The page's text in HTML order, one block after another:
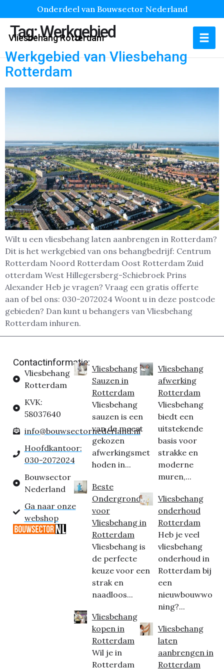
Onderdeel van Bouwsector Nederland
Vliesbehang Rotterdam
Tag:Werkgebied
Werkgebied van Vliesbehang
Rotterdam
Wilt u een vliesbehang laten aanbrengen in Rotterdam?
Dit is het werkgebied van ons behangbedrijf: Centrum
Rotterdam Noord Rotterdam Oost Rotterdam Zuid
otterdam West Hillegersberg-Schiebroek Prins
Alexander Heb je vragen? Vraag een gratis offerte
aan of bel ons: 030-2072024 Woont u in deze postcode
gebieden? Dan kunt u behangers van Vliesbehang
Rotterdam inhuren.
Contactinformatie:
Vliesbehang
Rotterdam
KVK:
58037640
info@bouwsectornederland.nl
Hoofdkantoor:
030-2072024
Bouwsector
Nederland
Ga naar onze
webshop
Vliesbehang
Sauzen in
Rotterdam
Vliesbehang
sauzen is een
van de meest
gekozen
afwerkingsmet
hoden in...
Beste
Ondergrond
voor
Vliesbehang in
Rotterdam
Vliesbehang is
de perfecte
keuze voor een
strak en
naadloos...
Vliesbehang
kopen in
Rotterdam
Wil je in
Rotterdam
Vliesbehang
afwerking
Rotterdam
Vliesbehang
biedt een
uitstekende
basis voor
strakke en
moderne
muren,...
Vliesbehang
onderhoud
Rotterdam
Heb je veel
vliesbehang
onderhoud in
Rotterdam bij
een
nieuwbouwwo
ning?...
Vliesbehang
laten
aanbrengen in
Rotterdam